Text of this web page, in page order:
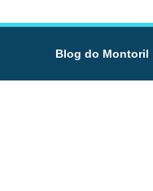
Blog do Montoril